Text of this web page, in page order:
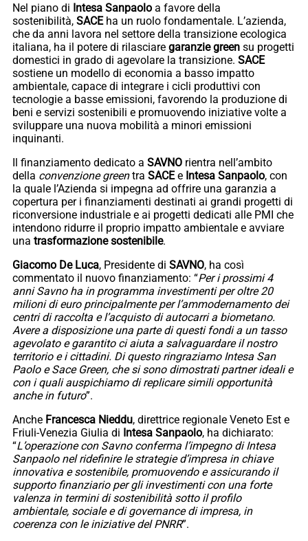
Nel piano di Intesa Sanpaolo a favore della
sostenibilità, SACEha un ruolo fondamentale. L’azienda,
che da anni lavora nel settore della transizione ecologica
italiana, ha il potere di rilasciare garanzie green su progetti
domestici in grado di agevolare la transizione. SACE
sostiene un modello di economia a basso impatto
ambientale, capace di integrare i cicli produttivi con
tecnologie a basse emissioni, favorendo la produzione di
beni e servizi sostenibili e promuovendo iniziative volte a
sviluppare una nuova mobilità a minori emissioni
inquinanti.
Il finanziamento dedicato a SAVNO rientra nell’ambito
della convenzione greentra SACEe Intesa Sanpaolo, con
la quale l’Azienda si impegna ad offrire una garanzia a
copertura per i finanziamenti destinati ai grandi progetti di
riconversione industriale e ai progetti dedicati alle PMI che
intendono ridurre il proprio impatto ambientale e avviare
una trasformazione sostenibile.
Giacomo De Luca, Presidente di SAVNO, ha così
commentato il nuovo finanziamento: “Per i prossimi 4
anni Savno ha in programma investimenti per oltre 20
milioni di euro principalmente per l’ammodernamento dei
centri di raccolta e l’acquisto di autocarri a biometano.
Avere a disposizione una parte di questi fondi a un tasso
agevolato e garantito ci aiuta a salvaguardare il nostro
territorio e i cittadini. Di questo ringraziamo Intesa San
Paolo e Sace Green, che si sono dimostrati partner ideali e
con i quali auspichiamo di replicare simili opportunità
anche in futuro”.
Anche Francesca Nieddu, direttrice regionale Veneto Est e
Friuli-Venezia Giulia di Intesa Sanpaolo, ha dichiarato:
“L’operazione con Savno conferma l’impegno di Intesa
Sanpaolo nel ridefinire le strategie d’impresa in chiave
innovativa e sostenibile, promuovendo e assicurando il
supporto finanziario per gli investimenti con una forte
valenza in termini di sostenibilità sotto il profilo
ambientale, sociale e di governance di impresa, in
coerenza con le iniziative del PNRR”.